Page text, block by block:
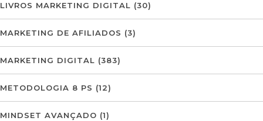
LIVROS MARKETING DIGITAL (30)
MARKETING DE AFILIADOS (3)
MARKETING DIGITAL (383)
METODOLOGIA 8 PS (12)
MINDSET AVANÇADO (1)